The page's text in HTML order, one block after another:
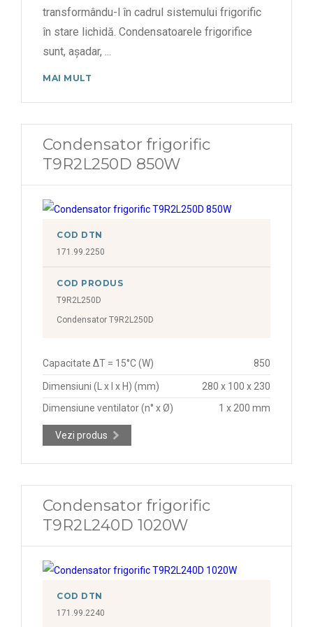
transformându-l în cadrul sistemului frigorific
în stare lichidă. Condensatoarele frigorifice
sunt, așadar,
MAI MULT
Condensator frigorific
T9R2L250D 850W
COD DTN
171.99.2250
COD PRODUS
T9R2L250D
Condensator T9R2L250D
Capacitate ΔT = 15°C (W) 850
Dimensiuni (L x l x H) (mm)
280 x 100 x 230
Dimensiune ventilator (n° x Ø)
1 x 200 mm
Vezi produs
Condensator frigorific
T9R2L240D 1020W
COD DTN
171.99.2240